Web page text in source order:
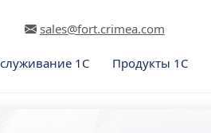
sales@fort.crimea.com
1С Продукты 1С